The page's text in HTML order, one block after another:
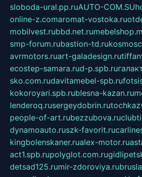
sloboda-ural.pp.ruAUTO-COM.SU
online-z.comaromat-vostoka.ru
mobilvest.rubbd.net.ru
smp-forum.rubastion-td.ru
avrmotors.ruart-galadesign.ru
ecostep-samara.rud-p.spb.ru
sko.com.rudavitamebel-spb.ru
kokoroyari.spb.rublesna-kazan.ru
lenderoq.rusergeydobrin.ru
people-of-art.rubezzubova.ru
dynamoauto.ruszk-favorit.ru
kingbolenskaner.rualex-motor.ru
act1.spb.rupolyglot.com.ru
detsad125.rumir-zdoroviya.ru